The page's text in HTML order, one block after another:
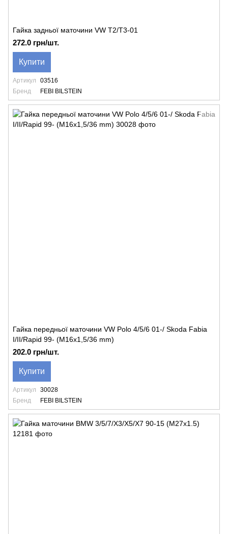
Гайка задньої маточини VW T2/T3-01
272.0 грн/шт.
Купити
Артикул
03516
Бренд
FEBI BILSTEIN
Гайка передньої маточини VW Polo 4/5/6 01-/ Skoda Fabia
I/II/Rapid 99- (М16х1,5/36 mm)
202.0 грн/шт.
Купити
Артикул
30028
Бренд
FEBI BILSTEIN